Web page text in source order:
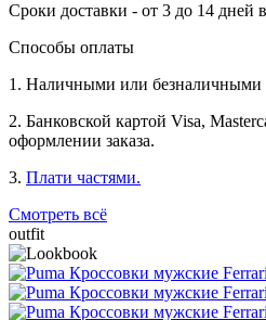
Сроки доставки - от 3 до 14 дней
Способы оплаты
1. Наличными или безналичными
2. Банковской картой Visa,
оформлении заказа.
3. Плати частями.
Смотреть всё
outfit